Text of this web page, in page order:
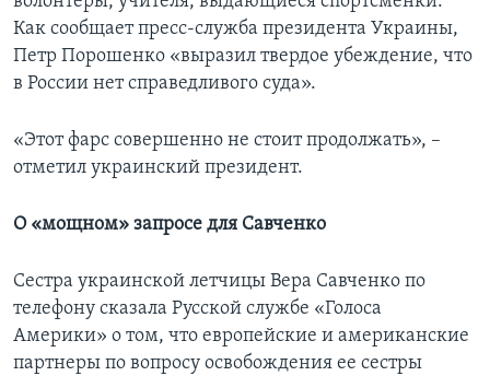
Как сообщает пресс-служба президента Украины,
Петр Порошенко «выразил твердое убеждение, что
в России нет справедливого суда».
«Этот фарс совершенно не стоит продолжать», –
отметил украинский президент.
О «мощном» запросе для Савченко
Сестра украинской летчицы Вера Савченко по
телефону сказала Русской службе «Голоса
Америки» о том, что европейские и американские
партнеры по вопросу освобождения ее сестры